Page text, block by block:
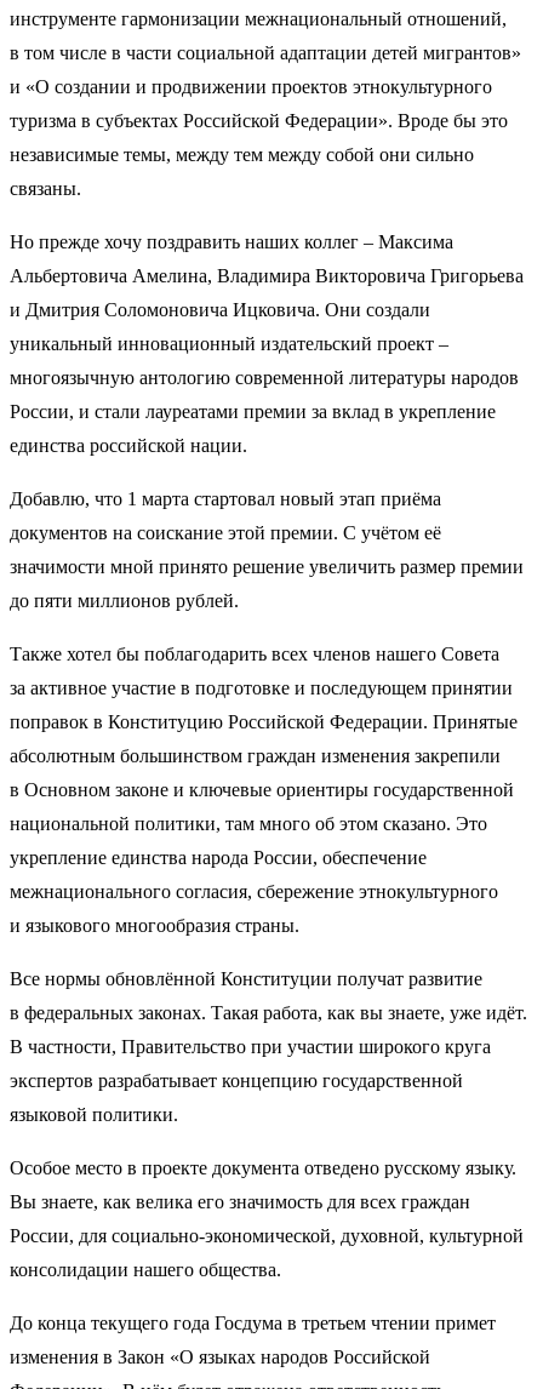
инструменте гармонизации межнациональный отношений,
в том числе в части социальной адаптации детей мигрантов»
и «О создании и продвижении проектов этнокультурного
туризма в субъектах Российской Федерации». Вроде бы это
независимые темы, между тем между собой они сильно
связаны.
Но прежде хочу поздравить наших коллег – Максима
Альбертовича Амелина, Владимира Викторовича Григорьева
и Дмитрия Соломоновича Ицковича. Они создали
уникальный инновационный издательский проект –
многоязычную антологию современной литературы народов
России, и стали лауреатами премии за вклад в укрепление
единства российской нации.
Добавлю, что 1 марта стартовал новый этап приёма
документов на соискание этой премии. С учётом её
значимости мной принято решение увеличить размер премии
до пяти миллионов рублей.
Также хотел бы поблагодарить всех членов нашего Совета
за активное участие в подготовке и последующем принятии
поправок в Конституцию Российской Федерации. Принятые
абсолютным большинством граждан изменения закрепили
в Основном законе и ключевые ориентиры государственной
национальной политики, там много об этом сказано. Это
укрепление единства народа России, обеспечение
межнационального согласия, сбережение этнокультурного
и языкового многообразия страны.
Все нормы обновлённой Конституции получат развитие
в федеральных законах. Такая работа, как вы знаете, уже идёт.
В частности, Правительство при участии широкого круга
экспертов разрабатывает концепцию государственной
языковой политики.
Особое место в проекте документа отведено русскому языку.
Вы знаете, как велика его значимость для всех граждан
России, для социально-экономической, духовной, культурной
консолидации нашего общества.
До конца текущего года Госдума в третьем чтении примет
изменения в Закон «О языках народов Российской